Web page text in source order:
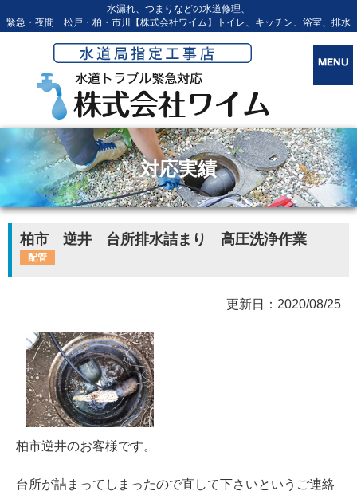
水漏れ、つまりなどの水道修理、
緊急・夜間 松戸・柏・市川【株式会社ワイム】トイレ、キッチン、浴室、排水
対応実績
柏市 逆井 台所排水詰まり 高圧洗浄作業
配管
更新日：2020/08/25
柏市逆井のお客様です。
台所が詰まってしまったので直して下さいというご連絡